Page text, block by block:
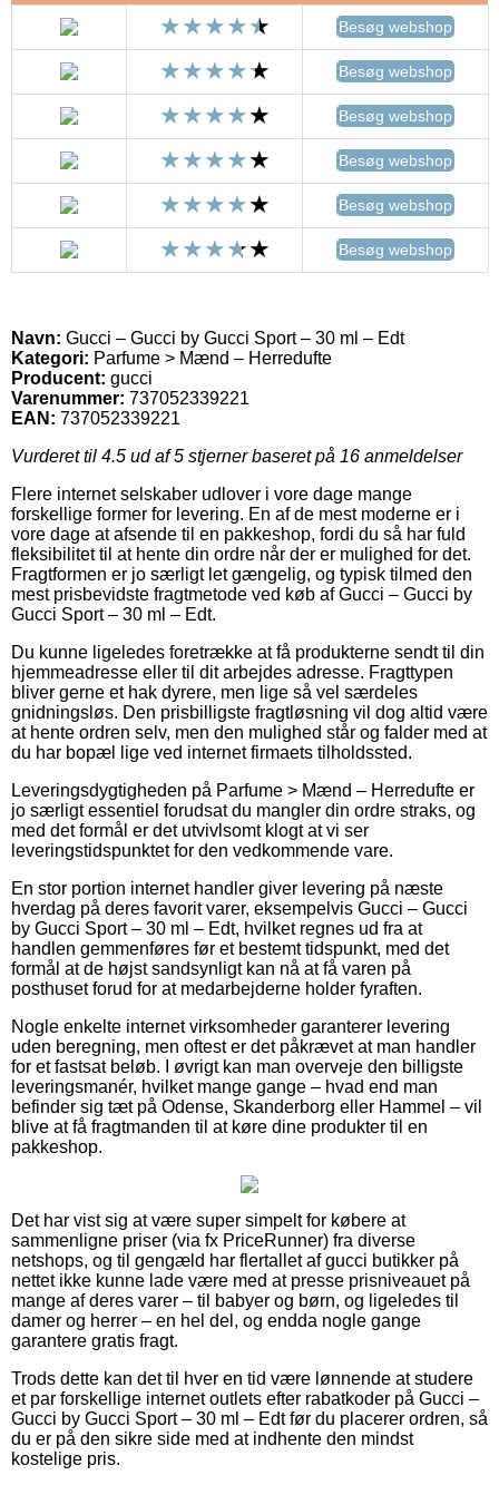
Besøg webshop
Besøg webshop
Besøg webshop
Besøg webshop
Besøg webshop
Besøg webshop
Navn: Gucci – Gucci by Gucci Sport – 30 ml – Edt
Kategori: Parfume > Mænd – Herredufte
Producent: gucci
Varenummer: 737052339221
EAN: 737052339221
Vurderet til 4.5 ud af 5 stjerner baseret på 16 anmeldelser
Flere internet selskaber udlover i vore dage mange
forskellige former for levering. En af de mest moderne er i
vore dage at afsende til en pakkeshop, fordi du så har fuld
fleksibilitet til at hente din ordre når der er mulighed for det.
Fragtformen er jo særligt let gængelig, og typisk tilmed den
mest prisbevidste fragtmetode ved køb af Gucci – Gucci by
Gucci Sport – 30 ml – Edt.
Du kunne ligeledes foretrække at få produkterne sendt til din
hjemmeadresse eller til dit arbejdes adresse. Fragttypen
bliver gerne et hak dyrere, men lige så vel særdeles
gnidningsløs. Den prisbilligste fragtløsning vil dog altid være
at hente ordren selv, men den mulighed står og falder med at
du har bopæl lige ved internet firmaets tilholdssted.
Leveringsdygtigheden på Parfume > Mænd – Herredufte er
jo særligt essentiel forudsat du mangler din ordre straks, og
med det formål er det utvivlsomt klogt at vi ser
leveringstidspunktet for den vedkommende vare.
En stor portion internet handler giver levering på næste
hverdag på deres favorit varer, eksempelvis Gucci – Gucci
by Gucci Sport – 30 ml – Edt, hvilket regnes ud fra at
handlen gemmenføres før et bestemt tidspunkt, med det
formål at de højst sandsynligt kan nå at få varen på
posthuset forud for at medarbejderne holder fyraften.
Nogle enkelte internet virksomheder garanterer levering
uden beregning, men oftest er det påkrævet at man handler
for et fastsat beløb. I øvrigt kan man overveje den billigste
leveringsmanér, hvilket mange gange – hvad end man
befinder sig tæt på Odense, Skanderborg eller Hammel – vil
blive at få fragtmanden til at køre dine produkter til en
pakkeshop.
Det har vist sig at være super simpelt for købere at
sammenligne priser (via fx PriceRunner) fra diverse
netshops, og til gengæld har flertallet af gucci butikker på
nettet ikke kunne lade være med at presse prisniveauet på
mange af deres varer – til babyer og børn, og ligeledes til
damer og herrer – en hel del, og endda nogle gange
garantere gratis fragt.
Trods dette kan det til hver en tid være lønnende at studere
et par forskellige internet outlets efter rabatkoder på Gucci –
Gucci by Gucci Sport – 30 ml – Edt før du placerer ordren, så
du er på den sikre side med at indhente den mindst
kostelige pris.